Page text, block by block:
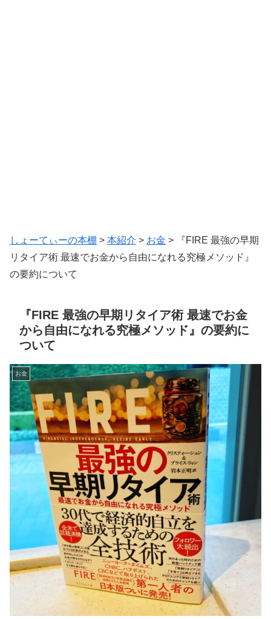
しょーてぃーの本棚 > 本紹介 > お金 >
『FIRE 最強の早期
リタイア術 最速でお金から自由になれる究極メソッド』
の要約について
『FIRE 最強の早期リタイア術 最速でお金
から自由になれる究極メソッド』の要約に
ついて
お金